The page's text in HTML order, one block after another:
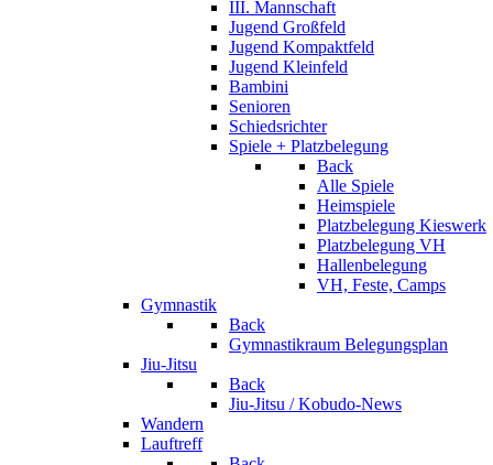
III. Mannschaft
Jugend Großfeld
Jugend Kompaktfeld
Jugend Kleinfeld
Bambini
Senioren
Schiedsrichter
Spiele + Platzbelegung
Back
Alle Spiele
Heimspiele
Platzbelegung Kieswerk
Platzbelegung VH
Hallenbelegung
VH, Feste, Camps
Gymnastik
Back
Gymnastikraum Belegungsplan
Jiu-Jitsu
Back
Jiu-Jitsu / Kobudo-News
Wandern
Lauftreff